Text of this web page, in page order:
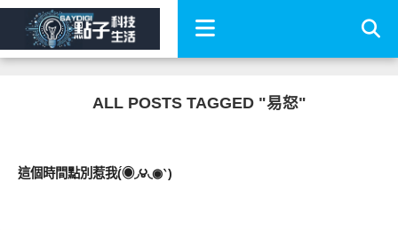
ALL POSTS TAGGED "易怒"
這個時間點別惹我(́◉◞౪◟◉‵)